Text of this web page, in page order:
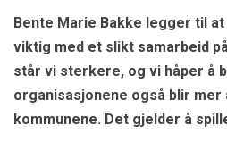
Bente Marie Bakke legger til
viktig med et slikt samarbeid
står vi sterkere, og vi håper å
organisasjonene også blir mer
kommunene. Det gjelder å